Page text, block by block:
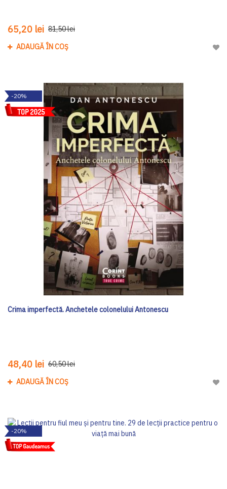
65,20 lei 81,50 lei
ADAUGĂ ÎN COȘ
-20%
Crima imperfectă. Anchetele colonelului Antonescu
48,40 lei 60,50 lei
ADAUGĂ ÎN COȘ
-20%